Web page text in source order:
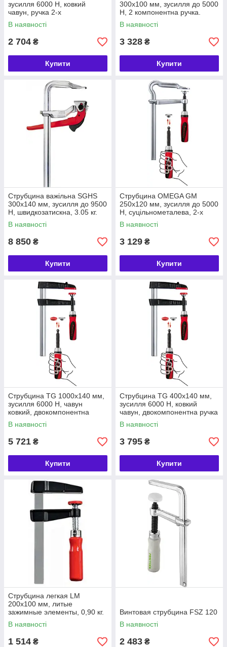
зусилля 6000 Н, ковкий
чавун, ручка 2-х
компонентна. БЕССІ (
BESSEY )
В наявності
2 704 ₴
Купити
300х100 мм, зусилля до 5000
Н, 2 компонентна ручка.
BESSEY (БЕСІЙ)
В наявності
3 328 ₴
Купити
Струбцина важільна SGHS
300х140 мм, зусилля до 9500
Н, швидкозатискна, 3.05 кг.
BESSEY (БЕСЕЙ)
В наявності
8 850 ₴
Купити
Струбцина OMEGA GM
250х120 мм, зусилля до 5000
Н, суцільнометалева, 2-х
компонентна ручка. BESSEY
(БЕСІЙ)
В наявності
3 129 ₴
Купити
Струбцина TG 1000х140 мм,
зусилля 6000 Н, чавун
ковкий, двокомпонентна
ручка BESSEY ( БЕССЕЙ )
В наявності
5 721 ₴
Купити
Струбцина TG 400х140 мм,
зусилля 6000 Н, ковкий
чавун, двокомпонентна ручка
BESSEY (БЕССЕЙ)
В наявності
3 795 ₴
Купити
Струбцина легкая LM
200х100 мм, литые
зажимные элементы, 0,90 кг.
В наявності
1 514 ₴
Винтовая струбцина FSZ 120
В наявності
2 483 ₴